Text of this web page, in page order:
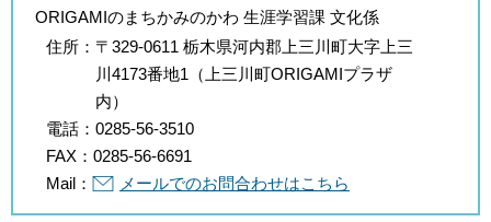
ORIGAMIのまちかみのかわ 生涯学習課 文化係
住所： 〒329-0611 栃木県河内郡上三川町大字上三
川4173番地1（上三川町ORIGAMIプラザ
内）
電話： 0285-56-3510
FAX： 0285-56-6691
Mail：
メールでのお問合わせはこちら